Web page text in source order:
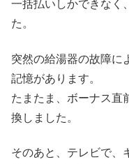
一括払いしかできなく
た。
突然の給湯器の故障に
記憶があります。
たまたま、ボーナス直
換しました。
そのあと、テレビで、